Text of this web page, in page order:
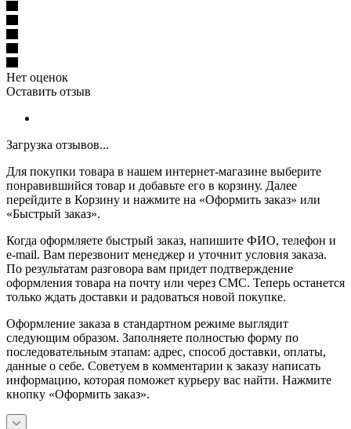
Нет оценок
Оставить отзыв
Загрузка отзывов...
Для покупки товара в нашем интернет-магазине выберите
понравившийся товар и добавьте его в корзину. Далее
перейдите в Корзину и нажмите на «Оформить заказ» или
«Быстрый заказ».
Когда оформляете быстрый заказ, напишите ФИО, телефон и
e-mail. Вам перезвонит менеджер и уточнит условия заказа.
По результатам разговора вам придет подтверждение
оформления товара на почту или через СМС. Теперь останется
только ждать доставки и радоваться новой покупке.
Оформление заказа в стандартном режиме выглядит
следующим образом. Заполняете полностью форму по
последовательным этапам: адрес, способ доставки, оплаты,
данные о себе. Советуем в комментарии к заказу написать
информацию, которая поможет курьеру вас найти. Нажмите
кнопку «Оформить заказ».